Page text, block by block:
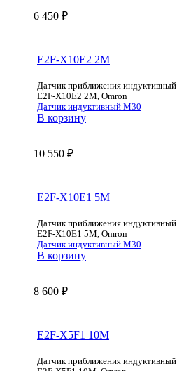
6 450 ₽
E2F-X10E2 2M
Датчик приближения индуктивный
E2F-X10E2 2M, Omron
Датчик индуктивный М30
В корзину
10 550 ₽
E2F-X10E1 5M
Датчик приближения индуктивный
E2F-X10E1 5M, Omron
Датчик индуктивный М30
В корзину
8 600 ₽
E2F-X5F1 10M
Датчик приближения индуктивный